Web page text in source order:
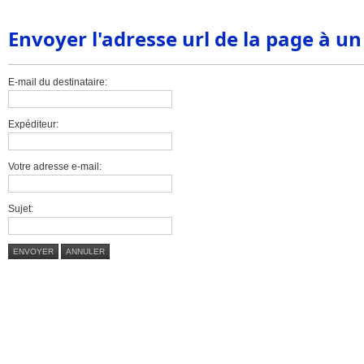
Envoyer l'adresse url de la page à
E-mail du destinataire:
Expéditeur:
Votre adresse e-mail:
Sujet:
ENVOYER ANNULER